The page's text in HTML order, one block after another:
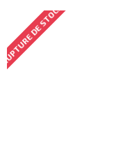
DE STOCK